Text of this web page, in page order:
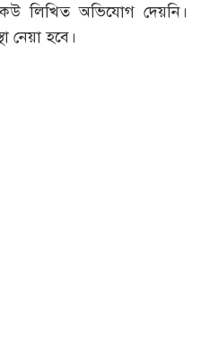
লিখিত অভিযোগ দেয়নি।
নেয়া হবে।